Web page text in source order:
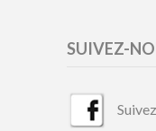
SUIVEZ-